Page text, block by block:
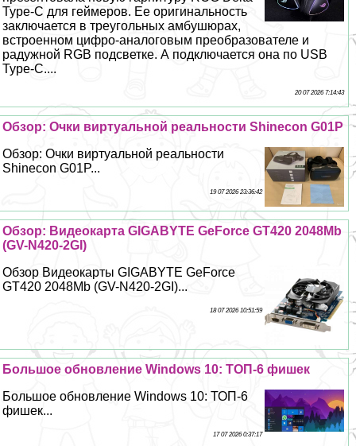
Type-C для гeймеров. Ее оригинальность
заключается в треугольных амбушюрах,
встроенном цифро-аналоговым преобразователе и
радужной RGB подсветке. А подключается она по USB
Type-C....
20 07 2026 7:14:43
Обзор: Очки виртуальной реальности Shinecon G01P
Обзор: Очки виртуальной реальности
Shinecon G01P...
19 07 2026 23:36:42
Обзор: Видеокарта GIGABYTE GeForce GT420 2048Mb
(GV-N420-2GI)
Обзор Видеокарты GIGABYTE GeForce
GT420 2048Mb (GV-N420-2GI)...
18 07 2026 10:51:59
Большое обновление Windows 10: ТОП-6 фишек
Большое обновление Windows 10: ТОП-6
фишек...
17 07 2026 0:37:17